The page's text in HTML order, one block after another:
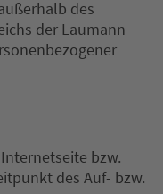
des
der Laumann
bzw.
des Auf- bzw.